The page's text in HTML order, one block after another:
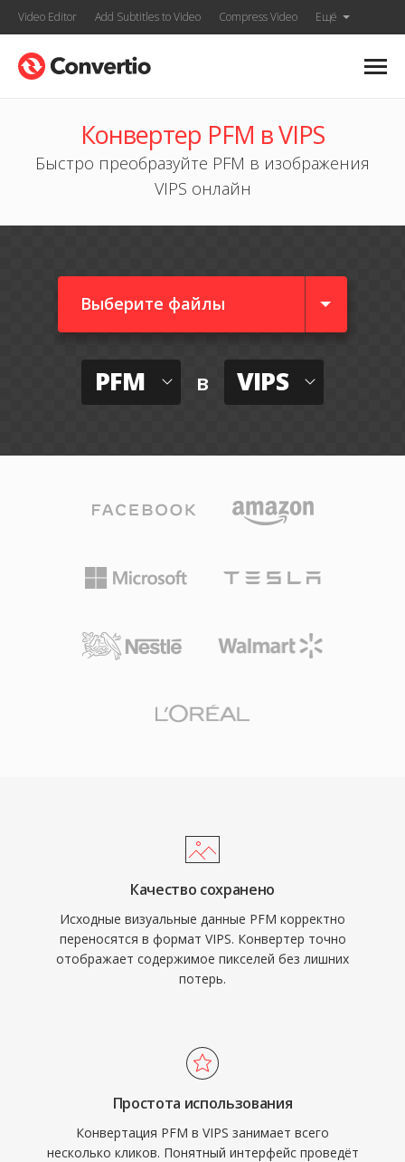
Video Editor Add Subtitles to Video Compress Video Ещё
Конвертер PFM в VIPS
Быстро преобразуйте PFM в изображения
VIPS онлайн
Выберите файлы
PFM в VIPS
Качество сохранено
Исходные визуальные данные PFM корректно
переносятся в формат VIPS. Конвертер точно
отображает содержимое пикселей без лишних
потерь.
Простота использования
Конвертация PFM в VIPS занимает всего
несколько кликов. Понятный интерфейс проведёт